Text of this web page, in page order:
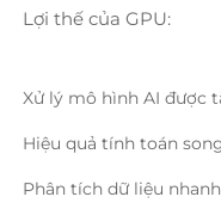
Lợi thế của GPU:
Xử lý mô hình AI được
Hiệu quả tính toán
Phân tích dữ liệu